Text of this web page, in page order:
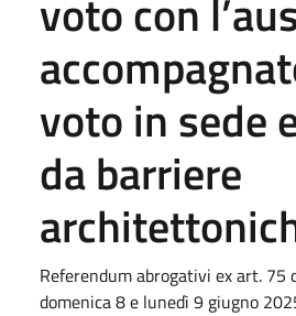
voto con
voto in sede
da barriere
Referendum abrogativi ex art. 75
domenica 8 e lunedì 9 giugno